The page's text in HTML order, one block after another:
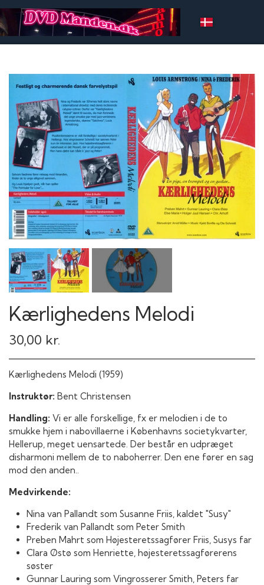
Kærlighedens Melodi
30,00 kr.
Kærlighedens Melodi (1959)
Instruktør: Bent Christensen
Handling: Vi er alle forskellige, fx er melodien i de to
smukke hjem i nabovillaerne i Københavns societykvarter,
Hellerup, meget uensartede. Der består en udpræget
disharmoni mellem de to naboherrer. Den ene fører en sag
mod den anden..
Medvirkende:
Nina van Pallandt som Susanne Friis, kaldet "Susy"
Frederik van Pallandt som Peter Smith
Preben Mahrt som Højesteretssagfører Friis, Susys far
Clara Østø som Henriette, højesteretssagførerens
søster
Gunnar Lauring som Vingrosserer Smith, Peters far